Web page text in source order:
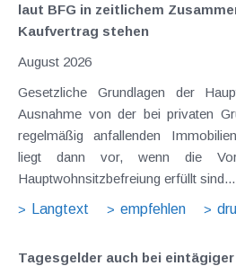
laut BFG in zeitlichem
Kaufvertrag stehen
August 2026
Gesetzliche Grundlagen der
Ausnahme von der bei privaten
regelmäßig anfallenden
liegt dann vor, wenn die
Hauptwohnsitzbefreiung erfüllt
Langtext
empfehlen
Tagesgelder auch bei eintägiger